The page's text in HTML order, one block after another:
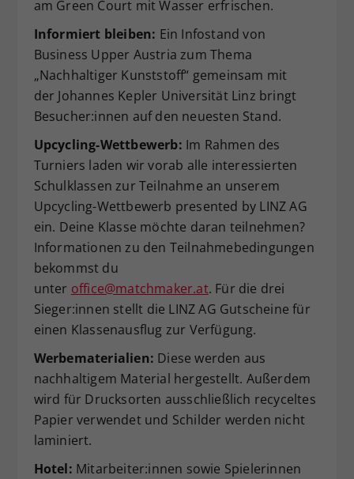
am Green Court mit Wasser erfrischen.
Informiert bleiben: Ein Infostand von
Business Upper Austria zum Thema
„Nachhaltiger Kunststoff“ gemeinsam mit
der Johannes Kepler Universität Linz bringt
Besucher:innen auf den neuesten Stand.
Upcycling-Wettbewerb: Im Rahmen des
Turniers laden wir vorab alle interessierten
Schulklassen zur Teilnahme an unserem
Upcycling-Wettbewerb presented by LINZ AG
ein. Deine Klasse möchte daran teilnehmen?
Informationen zu den Teilnahmebedingungen
bekommst du
unter office@matchmaker.at. Für die drei
Sieger:innen stellt die LINZ AG Gutscheine für
einen Klassenausflug zur Verfügung.
Werbematerialien: Diese werden aus
nachhaltigem Material hergestellt. Außerdem
wird für Drucksorten ausschließlich recyceltes
Papier verwendet und Schilder werden nicht
laminiert.
Hotel: Mitarbeiter:innen sowie Spielerinnen